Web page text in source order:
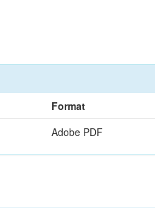
Format
Adobe PDF